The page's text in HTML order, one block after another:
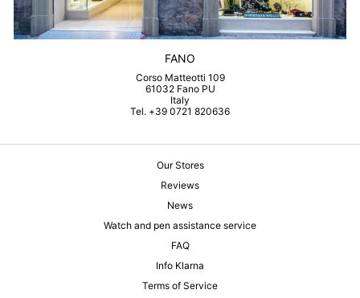
FANO
Corso Matteotti 109
61032 Fano PU
Italy
Tel. +39 0721 820636
Our Stores
Reviews
News
Watch and pen assistance service
FAQ
Info Klarna
Terms of Service